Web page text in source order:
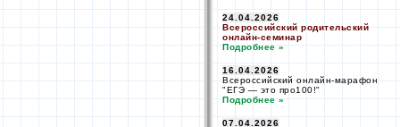
24.04.2026
Всероссийский родительский
онлайн-семинар
Подробнее »
16.04.2026
Всероссийский онлайн-марафон
"ЕГЭ — это про100!"
Подробнее »
07.04.2026